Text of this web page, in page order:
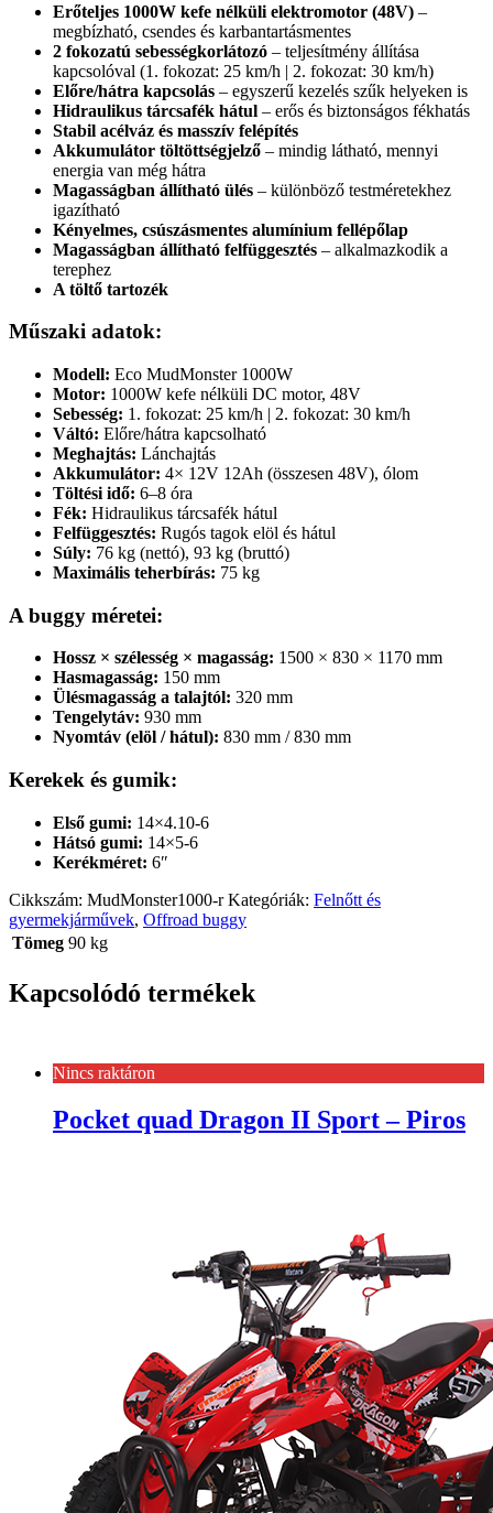
Erőteljes 1000W kefe nélküli elektromotor (48V) –
megbízható, csendes és karbantartásmentes
2 fokozatú sebességkorlátozó – teljesítmény állítása
kapcsolóval (1. fokozat: 25 km/h | 2. fokozat: 30 km/h)
Előre/hátra kapcsolás – egyszerű kezelés szűk helyeken is
Hidraulikus tárcsafék hátul – erős és biztonságos fékhatás
Stabil acélváz és masszív felépítés
Akkumulátor töltöttségjelző – mindig látható, mennyi
energia van még hátra
Magasságban állítható ülés – különböző testméretekhez
igazítható
Kényelmes, csúszásmentes alumínium fellépőlap
Magasságban állítható felfüggesztés – alkalmazkodik a
terephez
A töltő tartozék
Műszaki adatok:
Modell: Eco MudMonster 1000W
Motor: 1000W kefe nélküli DC motor, 48V
Sebesség: 1. fokozat: 25 km/h | 2. fokozat: 30 km/h
Váltó: Előre/hátra kapcsolható
Meghajtás: Lánchajtás
Akkumulátor: 4× 12V 12Ah (összesen 48V), ólom
Töltési idő: 6–8 óra
Fék: Hidraulikus tárcsafék hátul
Felfüggesztés: Rugós tagok elöl és hátul
Súly: 76 kg (nettó), 93 kg (bruttó)
Maximális teherbírás: 75 kg
A buggy méretei:
Hossz × szélesség × magasság: 1500 × 830 × 1170 mm
Hasmagasság: 150 mm
Ülésmagasság a talajtól: 320 mm
Tengelytáv: 930 mm
Nyomtáv (elöl / hátul): 830 mm / 830 mm
Kerekek és gumik:
Első gumi: 14×4.10-6
Hátsó gumi: 14×5-6
Kerékméret: 6″
Cikkszám: MudMonster1000-r Kategóriák: Felnőtt és
gyermekjárművek, Offroad buggy
Tömeg 90 kg
Kapcsolódó termékek
Nincs raktáron
Pocket quad Dragon II Sport – Piros